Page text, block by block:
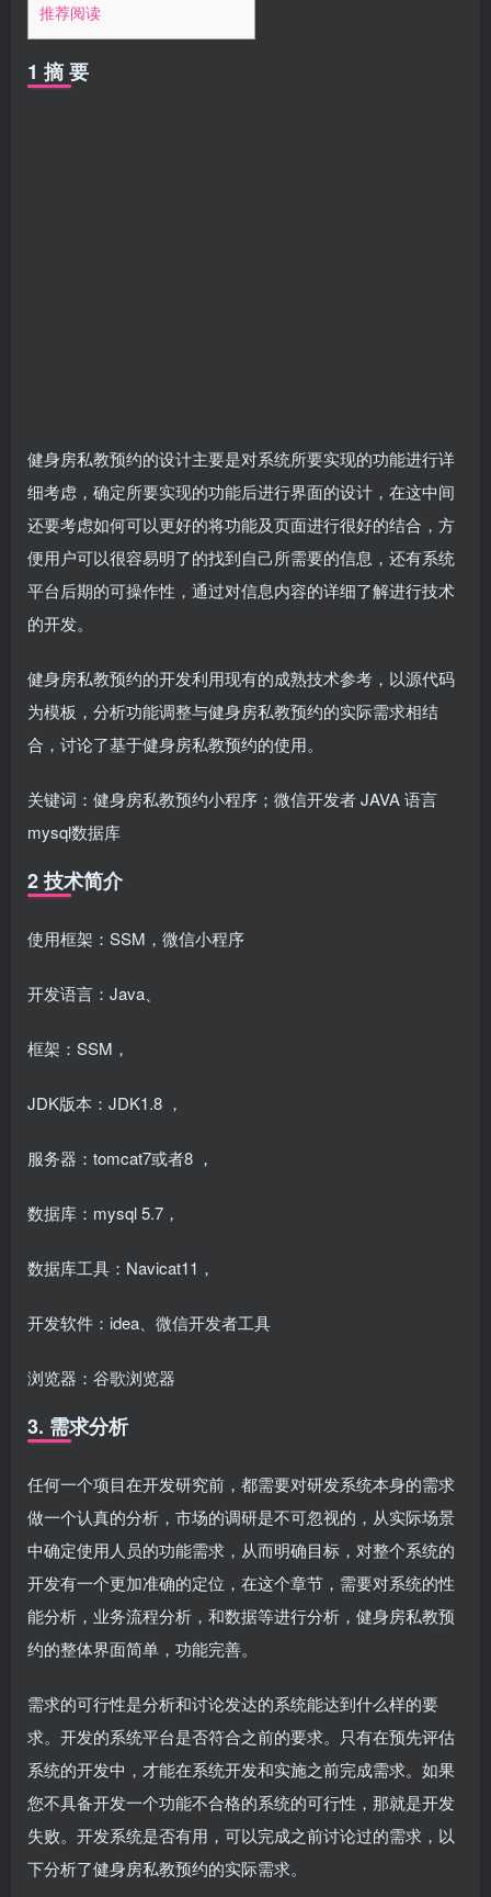
推荐阅读
1 摘 要
健身房私教预约的设计主要是对系统所要实现的功能进行详
细考虑，确定所要实现的功能后进行界面的设计，在这中间
还要考虑如何可以更好的将功能及页面进行很好的结合，方
便用户可以很容易明了的找到自己所需要的信息，还有系统
平台后期的可操作性，通过对信息内容的详细了解进行技术
的开发。
健身房私教预约的开发利用现有的成熟技术参考，以源代码
为模板，分析功能调整与健身房私教预约的实际需求相结
合，讨论了基于健身房私教预约的使用。
关键词：健身房私教预约小程序；微信开发者 JAVA 语言
mysql数据库
2 技术简介
使用框架：SSM，微信小程序
开发语言：Java、
框架：SSM，
JDK版本：JDK1.8 ，
服务器：tomcat7或者8 ，
数据库：mysql 5.7，
数据库工具：Navicat11，
开发软件：idea、微信开发者工具
浏览器：谷歌浏览器
3. 需求分析
任何一个项目在开发研究前，都需要对研发系统本身的需求
做一个认真的分析，市场的调研是不可忽视的，从实际场景
中确定使用人员的功能需求，从而明确目标，对整个系统的
开发有一个更加准确的定位，在这个章节，需要对系统的性
能分析，业务流程分析，和数据等进行分析，健身房私教预
约的整体界面简单，功能完善。
需求的可行性是分析和讨论发达的系统能达到什么样的要
求。开发的系统平台是否符合之前的要求。只有在预先评估
系统的开发中，才能在系统开发和实施之前完成需求。如果
您不具备开发一个功能不合格的系统的可行性，那就是开发
失败。开发系统是否有用，可以完成之前讨论过的需求，以
下分析了健身房私教预约的实际需求。